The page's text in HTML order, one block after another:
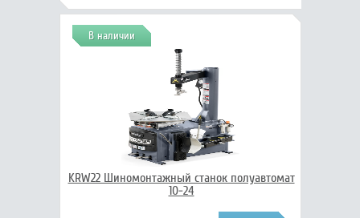
В наличии
KRW22 Шиномонтажный станок полуавтомат
10-24